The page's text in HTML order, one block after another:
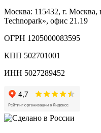
Москва: 115432, г.
Technopark», офис 21.19
ОГРН 1205000083595
КПП 502701001
ИНН 5027289452